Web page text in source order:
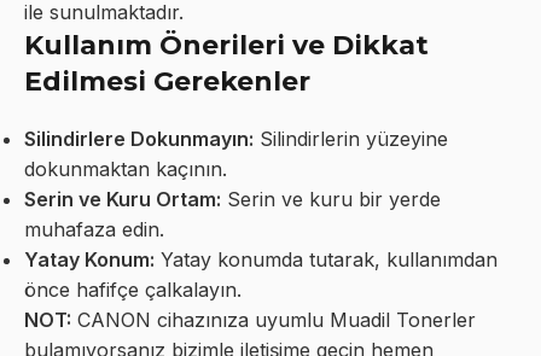
ile sunulmaktadır.
Kullanım Önerileri ve Dikkat
Edilmesi Gerekenler
Silindirlere Dokunmayın: Silindirlerin yüzeyine
dokunmaktan kaçının.
Serin ve Kuru Ortam: Serin ve kuru bir yerde
muhafaza edin.
Yatay Konum: Yatay konumda tutarak, kullanımdan
önce hafifçe çalkalayın.
NOT: CANON cihazınıza uyumlu Muadil Tonerler
bulamıyorsanız bizimle iletişime geçin hemen